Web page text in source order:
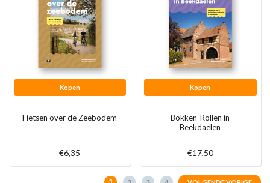
Kopen
Fietsen over de Zeebodem
€6,35
Kopen
Bokken-Rollen in
Beekdaelen
€17,50